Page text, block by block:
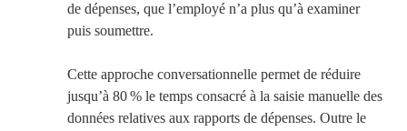
de dépenses, que l’employé n’a plus qu’à examiner
puis soumettre.
Cette approche conversationnelle permet de réduire
jusqu’à 80 % le temps consacré à la saisie manuelle des
données relatives aux rapports de dépenses. Outre le